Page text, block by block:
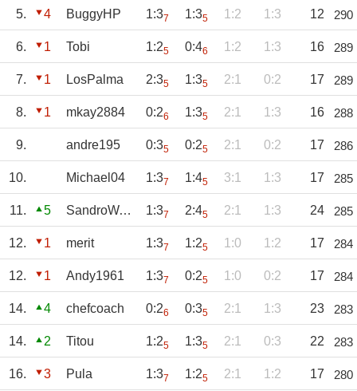
5. 4 BuggyHP 1:37 1:35 1:2 1:3 12 290
6. 1 Tobi 1:25 0:46 1:2 1:3 16 289
7. 1 LosPalma 2:35 1:35 2:1 0:2 17 289
8. 1 mkay2884 0:26 1:35 2:1 1:3 16 288
9. andre195 0:35 0:25 2:1 0:2 17 286
10. Michael04 1:37 1:45 3:1 1:3 17 285
11. 5 SandroWagner 1:37 2:45 2:1 1:3 24 285
12. 1 merit 1:37 1:25 1:0 1:2 17 284
12. 1 Andy1961 1:37 0:25 1:0 0:2 17 284
14. 4 chefcoach 0:26 0:35 2:1 1:3 23 283
14. 2 Titou 1:25 1:35 2:1 0:3 22 283
16. 3 Pula 1:37 1:25 2:1 1:2 17 280